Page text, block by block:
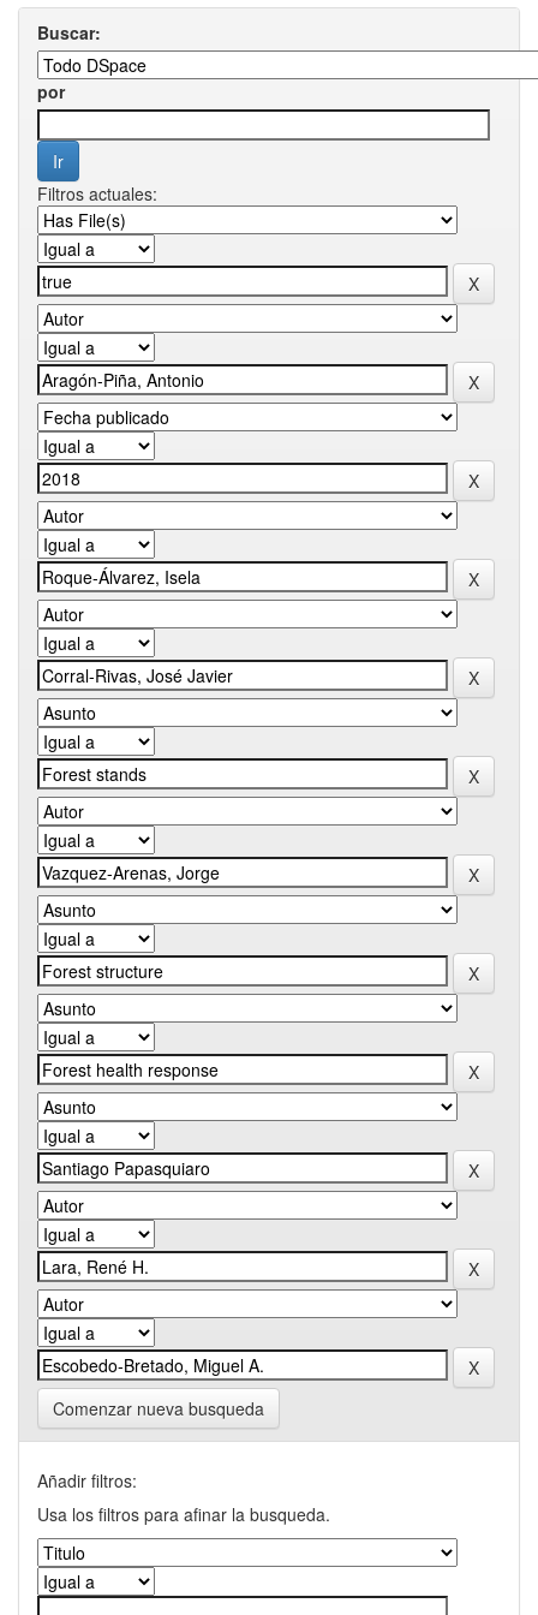
Buscar:
por
Filtros actuales:
Comenzar nueva busqueda
Añadir filtros:
Usa los filtros para afinar la busqueda.